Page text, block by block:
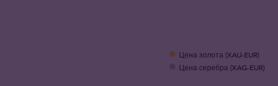
Цена золота (XAU-EUR)
Цена серебра (XAG-EUR)